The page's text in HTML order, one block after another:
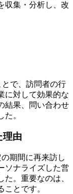
収集・分析し、改
で、訪問者の行
に対して効果的な
結果、問い合わせ
。
理由
期間に再来訪し
ソナライズした営
。重要なのは、
とです。